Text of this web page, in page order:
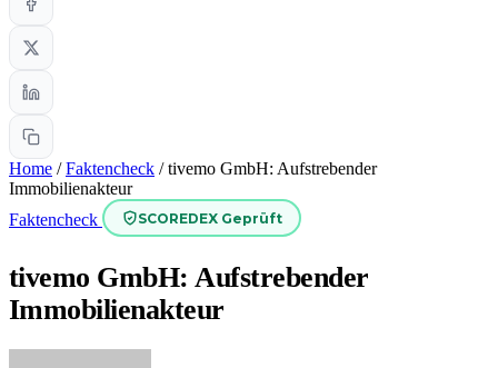
Home / Faktencheck / tivemo GmbH: Aufstrebender
Immobilienakteur
Faktencheck
SCOREDEX Geprüft
tivemo GmbH: Aufstrebender
Immobilienakteur